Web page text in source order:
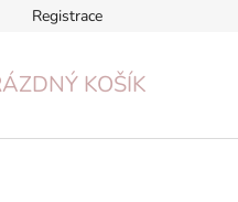
Reklamační formulář
Registrace
KOŠÍK